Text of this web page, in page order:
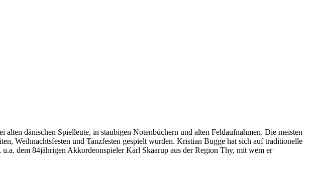
dänischen Spielleute, in staubigen Notenbüchern und alten Feldaufnahmen. Die meisten
Weihnachtsfesten und Tanzfesten gespielt wurden. Kristian Bugge hat sich auf traditionelle
dem 84jährigen Akkordeonspieler Karl Skaarup aus der Region Thy, mit wem er